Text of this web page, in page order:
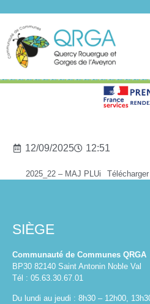
12/09/2025 12:51
2025_22 – MAJ PLUi Télécharger
SIÈGE
Communauté de Communes QRGA
BP30 82140 Saint Antonin Noble Val
Tél : 05.63.30.67.01
Du lundi au jeudi : 8h30 – 12h00,